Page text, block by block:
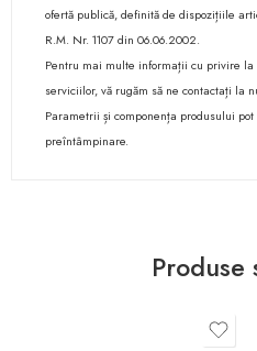
ofertă publică, definită de dispozițiile
R.M. Nr. 1107 din 06.06.2002.
Pentru mai multe informații cu privire la
serviciilor, vă rugăm să ne contactați la
Parametrii și componența produsului
preîntâmpinare.
Produse